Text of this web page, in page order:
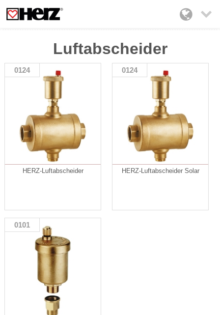

Luftabscheider
0124
HERZ-Luftabscheider
0124
HERZ-Luftabscheider Solar
0101